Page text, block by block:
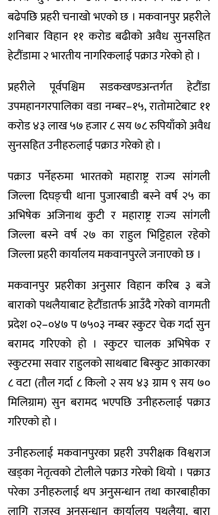
बढेपछि प्रहरी चनाखो भएको छ । मकवानपुर प्रहरीले
शनिबार विहान ११ करोड बढीको अवैध सुनसहित
हेटौंडामा २ भारतीय नागरिकलाई पक्राउ गरेको हो ।
प्रहरीले पूर्वपश्चिम सडकखण्डअन्तर्गत हेटौंडा
उपमहानगरपालिका वडा नम्बर–१५, रातोमाटेबाट ११
करोड ४३ लाख ५७ हजार ८ सय ७८ रुपियाँको अवैध
सुनसहित उनीहरुलाई पक्राउ गरेको हो ।
पक्राउ पर्नेहरुमा भारतको महाराष्ट्र राज्य सांगली
जिल्ला दिघङ्ची थाना पुजारबाडी बस्ने वर्ष २५ का
अभिषेक अजिनाथ कुटी र महाराष्ट्र राज्य सांगली
जिल्ला बस्ने वर्ष २७ का राहुल भिट्टिहाल रहेको
जिल्ला प्रहरी कार्यालय मकवानपुरले जनाएको छ ।
मकवानपुर प्रहरीका अनुसार विहान करिब ३ बजे
बाराको पथलैयाबाट हेटौंडातर्फ आउँदै गरेको वागमती
प्रदेश ०२–०४७ प ७५०३ नम्बर स्कुटर चेक गर्दा सुन
बरामद गरिएको हो । स्कुटर चालक अभिषेक र
स्कुटरमा सवार राहुलको साथबाट बिस्कुट आकारका
८ वटा (तौल गर्दा ८ किलो २ सय ४३ ग्राम ९ सय ७०
मिलिग्राम) सुन बरामद भएपछि उनीहरुलाई पक्राउ
गरिएको हो ।
उनीहरुलाई मकवानपुरका प्रहरी उपरीक्षक विश्वराज
खड्का नेतृत्वको टोलीले पक्राउ गरेको थियो । पक्राउ
परेका उनीहरुलाई थप अनुसन्धान तथा कारबाहीका